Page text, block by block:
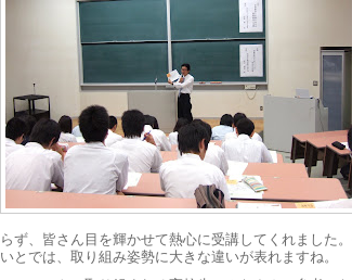
らず、皆さん目を輝かせて熱心に受講してくれました
いとでは、取り組み姿勢に大きな違いが表れますね。